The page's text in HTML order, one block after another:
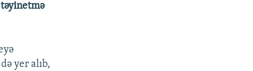
yer alıb,